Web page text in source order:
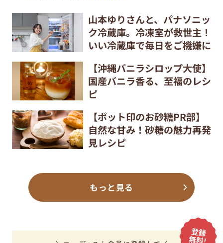
山本ゆりさんと、パナソニッ
ク冷蔵庫。冷凍室が救世主！
いい冷蔵庫で毎日をご機嫌に
【沖縄バニラシロップ大使】
国産バニラ香る、至福のレシ
ピ
【ポット印のお砂糖PR部】
自然な甘み！砂糖の魅力再発
見レシピ
もっと見る